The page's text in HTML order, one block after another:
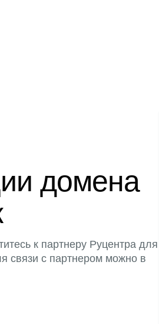
домена
к партнеру Руцентра для
связи с партнером можно в